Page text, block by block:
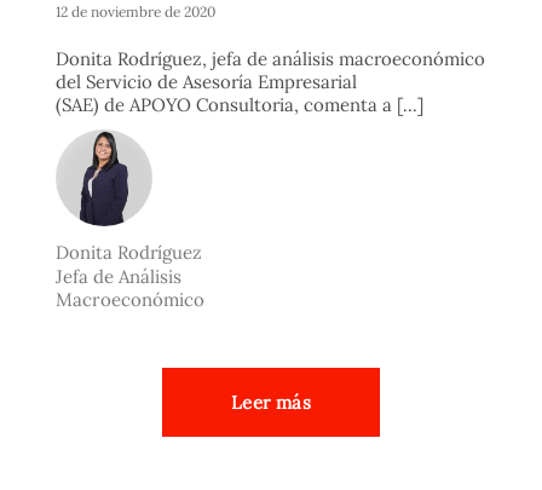
12 de noviembre de 2020
Donita Rodríguez, jefa de análisis macroeconómico
del Servicio de Asesoría Empresarial
(SAE) de APOYO Consultoria, comenta a [...]
Donita Rodríguez
Jefa de Análisis
Macroeconómico
Leer más